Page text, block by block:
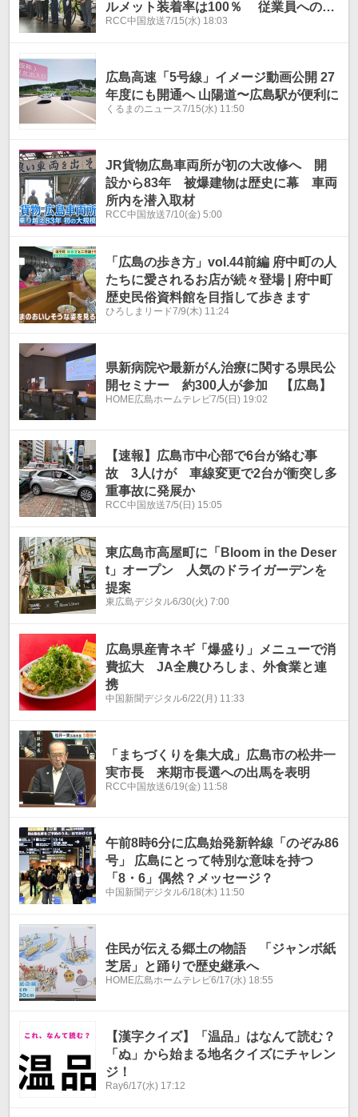
ルメット装着率は100％ 従業員への継
続的な取り組みで 広島
RCC中国放送7/15(水) 18:03
広島高速「5号線」イメージ動画公開 27
年度にも開通へ 山陽道〜広島駅が便利に
くるまのニュース7/15(水) 11:50
JR貨物広島車両所が初の大改修へ 開
設から83年 被爆建物は歴史に幕 車両
所内を潜入取材
RCC中国放送7/10(金) 5:00
「広島の歩き方」vol.44前編 府中町の人
たちに愛されるお店が続々登場 | 府中町
歴史民俗資料館を目指して歩きます
ひろしまリード7/9(木) 11:24
県新病院や最新がん治療に関する県民公
開セミナー 約300人が参加 【広島】
HOME広島ホームテレビ7/5(日) 19:02
【速報】広島市中心部で6台が絡む事
故 3人けが 車線変更で2台が衝突し多
重事故に発展か
RCC中国放送7/5(日) 15:05
東広島市高屋町に「Bloom in the Deser
t」オープン 人気のドライガーデンを
提案
東広島デジタル6/30(火) 7:00
広島県産青ネギ「爆盛り」メニューで消
費拡大 JA全農ひろしま、外食業と連
携
中国新聞デジタル6/22(月) 11:33
「まちづくりを集大成」広島市の松井一
実市長 来期市長選への出馬を表明
RCC中国放送6/19(金) 11:58
午前8時6分に広島始発新幹線「のぞみ86
号」 広島にとって特別な意味を持つ
「8・6」偶然？メッセージ？
中国新聞デジタル6/18(木) 11:50
住民が伝える郷土の物語 「ジャンボ紙
芝居」と踊りで歴史継承へ
HOME広島ホームテレビ6/17(水) 18:55
【漢字クイズ】「温品」はなんて読む？
「ぬ」から始まる地名クイズにチャレン
ジ！
Ray6/17(水) 17:12